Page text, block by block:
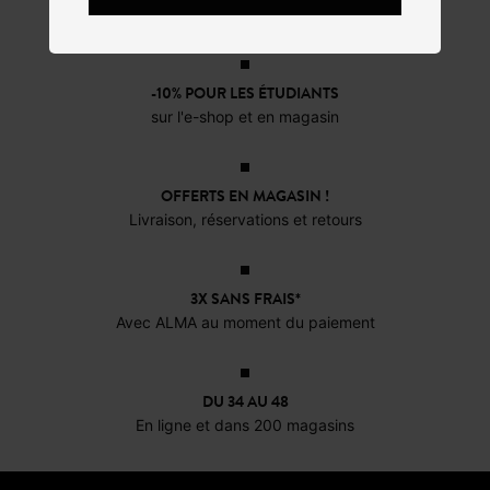
-10% POUR LES ÉTUDIANTS
sur l'e-shop et en magasin
OFFERTS EN MAGASIN !
Livraison, réservations et retours
3X SANS FRAIS*
Avec ALMA au moment du paiement
DU 34 AU 48
En ligne et dans 200 magasins